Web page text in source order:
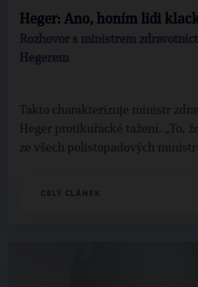
Heger: Ano, honím lidi
Rozhovor s ministrem
Hegerem
Takto charakterizuje ministr
Heger protikuřácké tažení. „To,
ze všech polistopadových
CELÝ ČLÁNEK